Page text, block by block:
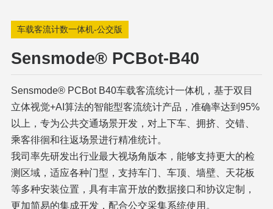
车载客流计数一体机-公交版
Sensmode® PCBot-B40
Sensmode® PCBot B40车载客流统计一体机，基于双目
立体视觉+AI算法的智能型客流统计产品，准确率达到95%
以上，专为公共交通场景开发，对上下车、拥挤、交错、
乘客徘徊和往返场景进行精准统计。
我司率先研发出行业最大视场角版本，能够支持更大的检
测区域，适应各种门型，支持车门、车顶、墙壁、天花板
等多种安装位置，具有丰富开放的数据接口和协议定制，
更加简易的集成开发，配合公交采集系统使用。